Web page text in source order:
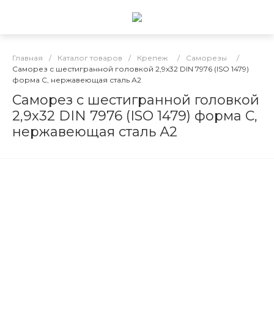
Главная / Каталог товаров / Крепеж / Саморезы
/
Саморез с шестигранной головкой 2,9х32 DIN 7976 (ISO 1479)
форма C, нержавеющая сталь А2
Саморез с шестигранной головкой
2,9х32 DIN 7976 (ISO 1479) форма C,
нержавеющая сталь А2